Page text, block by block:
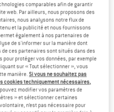
(0)
-45 %
comparables afin de garantir
web. Par ailleurs, nous proposons des
nous analysons notre flux de
et la publicité et nous fournissons
également à nos partenaires de
de s'informer sur la manière dont
ces partenaires sont situés dans des
protéger vos données, par exemple
sur « Tout sélectionner », vous
manière.Si vous ne souhaitez pas
cookies techniquement nécessaires,
modifier vos paramètres de
» et sélectionner certaines
n’est pas nécessaire pour